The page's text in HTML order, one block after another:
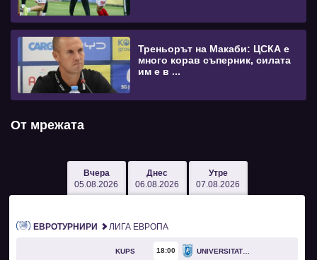
Треньорът на Макаби: ЦСКА е
много корав съперник, силата
им е в ...
От мрежата
Вчера
05.08.2026
Днес
06.08.2026
Утре
07.08.2026
ЕВРОТУРНИРИ ЛИГА ЕВРОПА
KUPS 18 00 UNIVERSITATEA CRAIOVA